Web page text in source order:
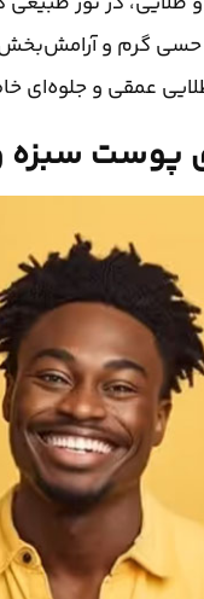
حسی گرم و
عمقی و جلوه‌ای
پوست